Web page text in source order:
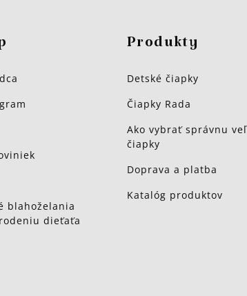
blahoželania
dieťaťa
Produkty
Detské čiapky
Čiapky Rada
Ako vybrať správnu
čiapky
Doprava a platba
Katalóg produktov